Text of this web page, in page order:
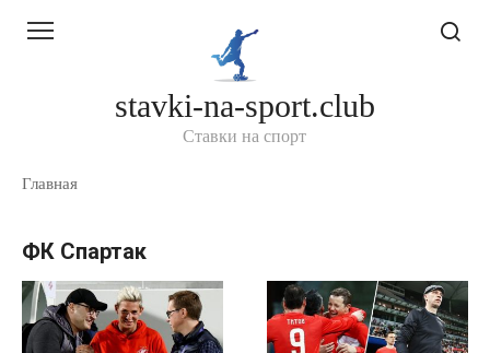
stavki-na-sport.club
Ставки на спорт
Главная
ФК Спартак